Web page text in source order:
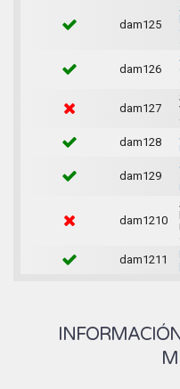
dam125
dam126
dam127
dam128
dam129
dam1210
dam1211